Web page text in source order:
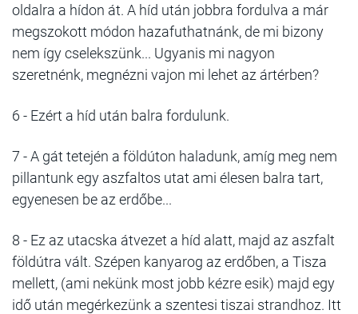
oldalra a hídon át. A híd után jobbra fordulva a már
megszokott módon hazafuthatnánk, de mi bizony
nem így cselekszünk... Ugyanis mi nagyon
szeretnénk, megnézni vajon mi lehet az ártérben?
6 - Ezért a híd után balra fordulunk.
7 -A gát tetején a földúton haladunk, amíg meg nem
pillantunk egy aszfaltos utat ami élesen balra tart,
egyenesen be az erdőbe...
8 - Ez az utacska átvezet a híd alatt, majd az aszfalt
földútra vált. Szépen kanyarog az erdőben, a Tisza
mellett, (ami nekünk most jobb kézre esik) majd egy
idő után megérkezünk a szentesi tiszai strandhoz. Itt